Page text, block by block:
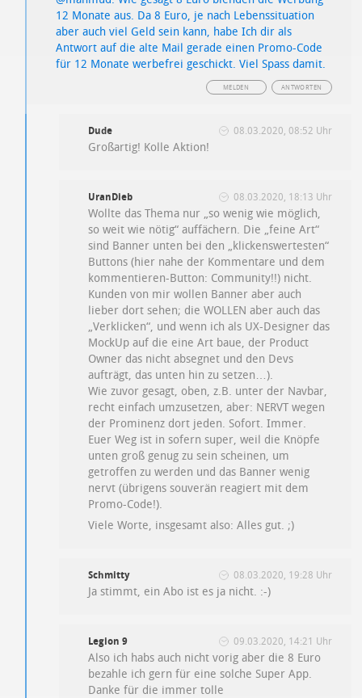
12 Monate aus. Da 8 Euro, je nach Lebenssituation
aber auch viel Geld sein kann, habe Ich dir als
Antwort auf die alte Mail gerade einen Promo-Code
für 12 Monate werbefrei geschickt. Viel Spass damit.
ANTWORTEN
MELDEN
Dude 08.03.2020, 08:52 Uhr
Großartig! Kolle Aktion!
UranDieb 08.03.2020, 18:13 Uhr
Wollte das Thema nur „so wenig wie möglich,
so weit wie nötig“ auffächern. Die „feine Art“
sind Banner unten bei den „klickenswertesten“
Buttons (hier nahe der Kommentare und dem
kommentieren-Button: Community!!) nicht.
Kunden von mir wollen Banner aber auch
lieber dort sehen; die WOLLEN aber auch das
„Verklicken“, und wenn ich als UX-Designer das
MockUp auf die eine Art baue, der Product
Owner das nicht absegnet und den Devs
aufträgt, das unten hin zu setzen…).
Wie zuvor gesagt, oben, z.B. unter der Navbar,
recht einfach umzusetzen, aber: NERVT wegen
der Prominenz dort jeden. Sofort. Immer.
Euer Weg ist in sofern super, weil die Knöpfe
unten groß genug zu sein scheinen, um
getroffen zu werden und das Banner wenig
nervt (übrigens souverän reagiert mit dem
Promo-Code!).
Viele Worte, insgesamt also: Alles gut. ;)
Schmitty 08.03.2020, 19:28 Uhr
Ja stimmt, ein Abo ist es ja nicht. :-)
Legion 9 09.03.2020, 14:21 Uhr
Also ich habs auch nicht vorig aber die 8 Euro
bezahle ich gern für eine solche Super App.
Danke für die immer tolle